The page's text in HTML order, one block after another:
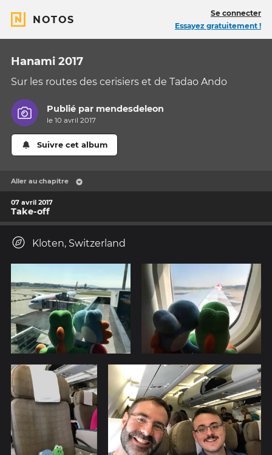
NOTOS
Se connecter
Essayez gratuitement !
Hanami 2017
Sur les routes des cerisiers et de Tadao Ando
Publié par mendesdeleon
le 10 avril 2017
Suivre cet album
Aller au chapitre
07 avril 2017
Take-off
Kloten, Switzerland